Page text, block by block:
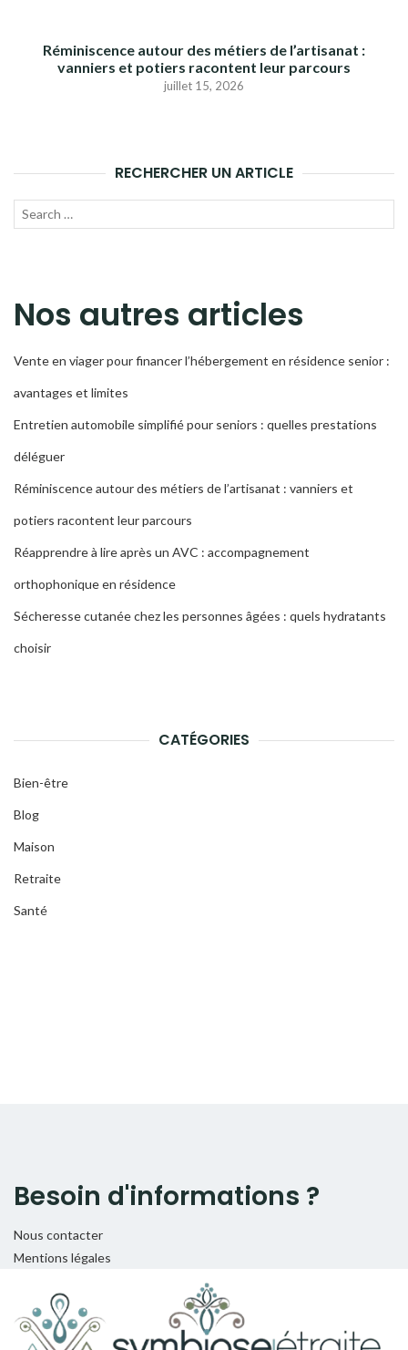
Réminiscence autour des métiers de l’artisanat :
vanniers et potiers racontent leur parcours
juillet 15, 2026
RECHERCHER UN ARTICLE
Recherche
Nos autres articles
Vente en viager pour financer l’hébergement en résidence senior :
avantages et limites
Entretien automobile simplifié pour seniors : quelles prestations
déléguer
Réminiscence autour des métiers de l’artisanat : vanniers et
potiers racontent leur parcours
Réapprendre à lire après un AVC : accompagnement
orthophonique en résidence
Sécheresse cutanée chez les personnes âgées : quels hydratants
choisir
CATÉGORIES
Bien-être
Blog
Maison
Retraite
Santé
Besoin d'informations ?
Nous contacter
Mentions légales